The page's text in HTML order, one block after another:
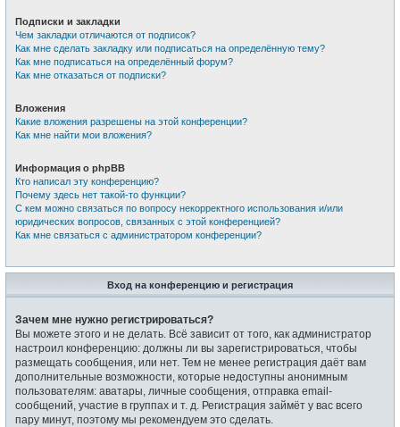
Подписки и закладки
Чем закладки отличаются от подписок?
Как мне сделать закладку или подписаться на определённую тему?
Как мне подписаться на определённый форум?
Как мне отказаться от подписки?
Вложения
Какие вложения разрешены на этой конференции?
Как мне найти мои вложения?
Информация о phpBB
Кто написал эту конференцию?
Почему здесь нет такой-то функции?
С кем можно связаться по вопросу некорректного использования и/или
юридических вопросов, связанных с этой конференцией?
Как мне связаться с администратором конференции?
Вход на конференцию и регистрация
Зачем мне нужно регистрироваться?
Вы можете этого и не делать. Всё зависит от того, как администратор
настроил конференцию: должны ли вы зарегистрироваться, чтобы
размещать сообщения, или нет. Тем не менее регистрация даёт вам
дополнительные возможности, которые недоступны анонимным
пользователям: аватары, личные сообщения, отправка email-
сообщений, участие в группах и т. д. Регистрация займёт у вас всего
пару минут, поэтому мы рекомендуем это сделать.